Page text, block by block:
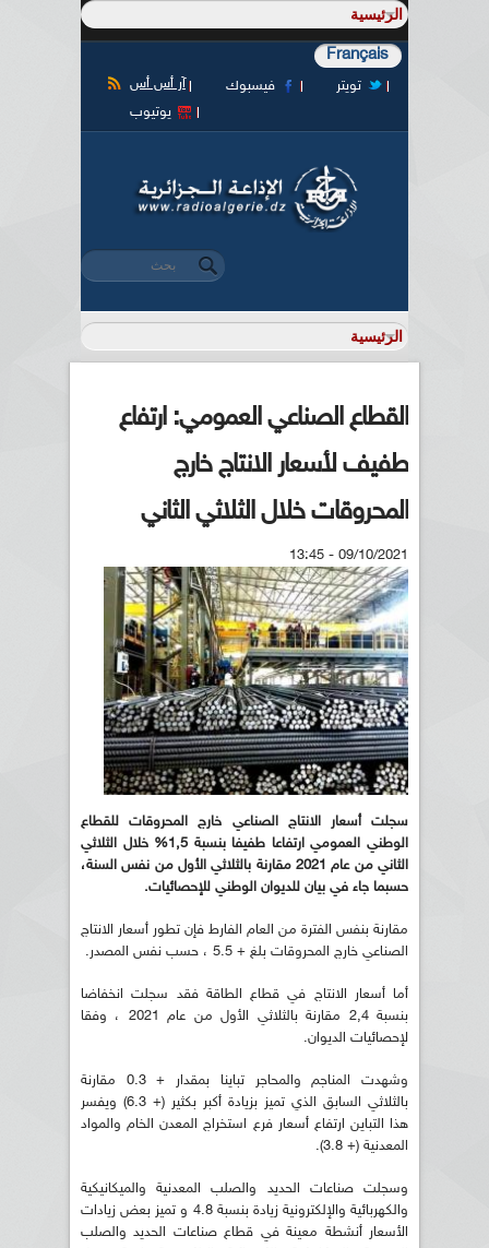
Français
آر أس أس فيسبوك
تويتر
يوتيوب
استمارة البحث
‏بحث ‏
القطاع الصناعي العمومي: ارتفاع
طفيف لأسعار الانتاج خارج
المحروقات خلال الثلاثي الثاني
09/10/2021 - 13:45
سجلت أسعار الانتاج الصناعي خارج المحروقات للقطاع
الوطني العمومي ارتفاعا طفيفا بنسبة 1,5% خلال الثلاثي
الثاني من عام 2021 مقارنة بالثلاثي الأول من نفس السنة،
حسبما جاء في بيان للديوان الوطني للإحصائيات.
مقارنة بنفس الفترة من العام الفارط فإن تطور أسعار الانتاج
الصناعي خارج المحروقات بلغ + 5.5 ، حسب نفس المصدر.
أما أسعار الانتاج في قطاع الطاقة فقد سجلت انخفاضا
بنسبة 2,4 مقارنة بالثلاثي الأول من عام 2021 ، وفقا
لإحصائيات الديوان.
وشهدت المناجم والمحاجر تباينا بمقدار + 0.3 مقارنة
بالثلاثي السابق الذي تميز بزيادة أكبر بكثير (+ 6.3) ويفسر
هذا التباين ارتفاع أسعار فرع استخراج المعدن الخام والمواد
المعدنية (+ 3.8).
وسجلت صناعات الحديد والصلب المعدنية والميكانيكية
والكهربائية والإلكترونية زيادة بنسبة 4.8 و تميز بعض زيادات
الأسعار أنشطة معينة في قطاع صناعات الحديد والصلب